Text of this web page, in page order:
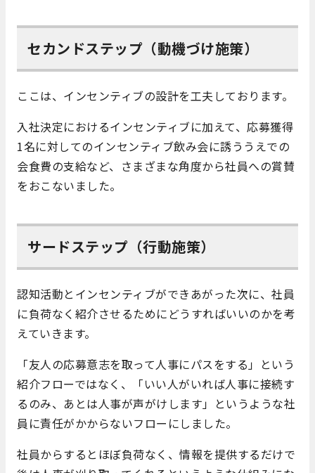
セカンドステップ（動機づけ施策）
ここは、インセンティブの設計を工夫しております。
入社決定におけるインセンティブに加えて、応募獲得
1名に対してのインセンティブ飲み会に誘ううえでの
会食費の支給など、さまざまな角度から社員への賞賛
をおこないました。
サードステップ（行動施策）
認知活動とインセンティブができあがった次に、社員
に負荷なく紹介させるためにどうすればいいのかを考
えていきます。
「友人の応募意志を取って人事にパスをする」という
紹介フローではなく、「いい人がいれば人事に接続す
るのみ、あとは人事が声がけします」というような社
員に責任がかからないフローにしました。
社員からするとほぼ負荷なく、情報を提供するだけで